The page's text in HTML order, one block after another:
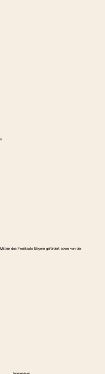
des Freistaats Bayern gefördert sowie von der
Impressum